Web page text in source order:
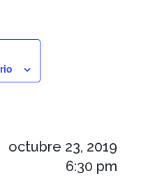
octubre 23, 2019
6:30 pm